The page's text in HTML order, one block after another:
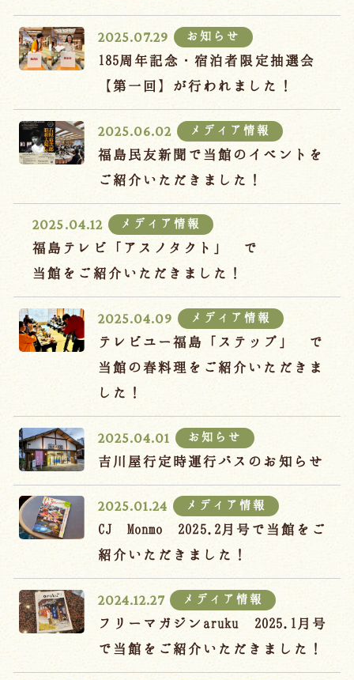
2025.07.29 お知らせ
185周年記念・宿泊者限定抽選会
【第一回】が行われました！
2025.06.02 メディア情報
福島民友新聞で当館のイベントを
ご紹介いただきました！
2025.04.12 メディア情報
福島テレビ「アスノタクト」 で
当館をご紹介いただきました！
2025.04.09 メディア情報
テレビユー福島「ステップ」 で
当館の春料理をご紹介いただきま
した！
2025.04.01 お知らせ
吉川屋行定時運行バスのお知らせ
2025.01.24 メディア情報
CJ Monmo 2025.2月号で当館をご
紹介いただきました！
2024.12.27 メディア情報
フリーマガジンaruku 2025.1月号
で当館をご紹介いただきました！
会議・団体 吉川屋で過ごす特別な日
お知らせ よくあるご質問
お問い合わせ
予約確認・変更・キャンセル
キャンセルポリシー
オンラインショップ
吉川屋×温泉むすめ
Follow us
024-542-2226
Language